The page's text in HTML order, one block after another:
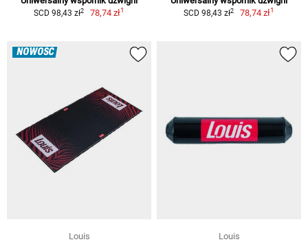
SCD 98,43 zł2 78,74 zł1 SCD 98,43 zł2 78,74 zł1
NOWOŚĆ
Louis
Louis